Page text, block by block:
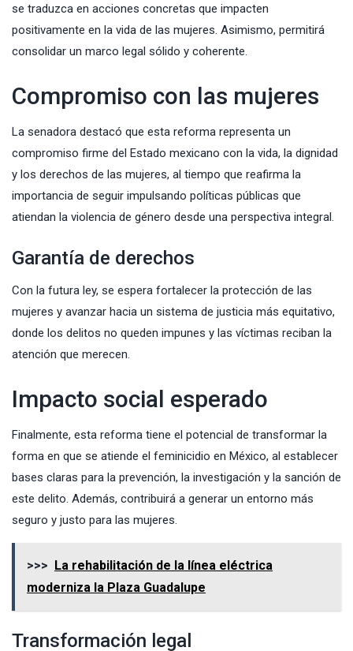
se traduzca en acciones concretas que impacten
positivamente en la vida de las mujeres. Asimismo, permitirá
consolidar un marco legal sólido y coherente.
Compromiso con las mujeres
La senadora destacó que esta reforma representa un
compromiso firme del Estado mexicano con la vida, la dignidad
y los derechos de las mujeres, al tiempo que reafirma la
importancia de seguir impulsando políticas públicas que
atiendan la violencia de género desde una perspectiva integral.
Garantía de derechos
Con la futura ley, se espera fortalecer la protección de las
mujeres y avanzar hacia un sistema de justicia más equitativo,
donde los delitos no queden impunes y las víctimas reciban la
atención que merecen.
Impacto social esperado
Finalmente, esta reforma tiene el potencial de transformar la
forma en que se atiende el feminicidio en México, al establecer
bases claras para la prevención, la investigación y la sanción de
este delito. Además, contribuirá a generar un entorno más
seguro y justo para las mujeres.
>>> La rehabilitación de la línea eléctrica
moderniza la Plaza Guadalupe
Transformación legal